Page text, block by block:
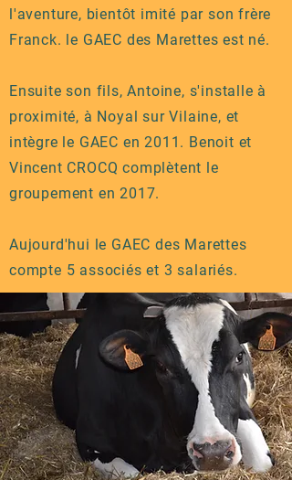
l'aventure, bientôt imité par son frère
Franck. le GAEC des Marettes est né.
Ensuite son fils, Antoine, s'installe à
proximité, à Noyal sur Vilaine, et
intègre le GAEC en 2011. Benoit et
Vincent CROCQ complètent le
groupement en 2017.
Aujourd'hui le GAEC des Marettes
compte 5 associés et 3 salariés.